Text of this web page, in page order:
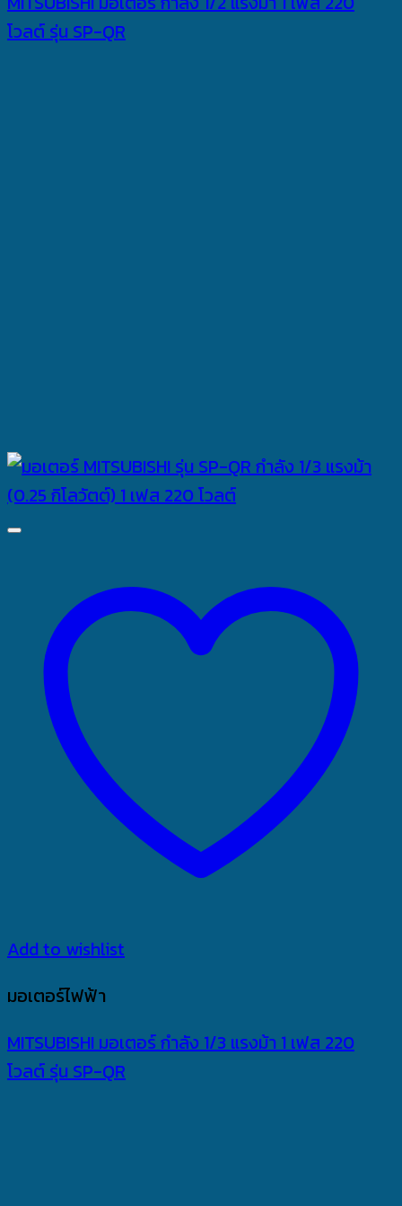
โวลต์ รุ่น SP-QR
Add to wishlist
มอเตอร์ไฟฟ้า
MITSUBISHI มอเตอร์ กำลัง 1/3 แรงม้า 1 เฟส 220
โวลต์ รุ่น SP-QR